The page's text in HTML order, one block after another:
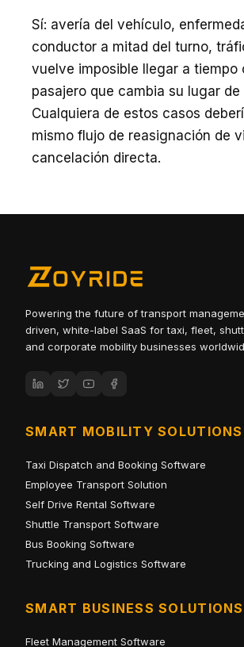
Sí: avería del vehículo,
conductor a mitad del turno,
vuelve imposible llegar a tiempo
pasajero que cambia su lugar de
Cualquiera de estos casos
mismo flujo de reasignación de
cancelación directa.
Powering the future of transport
driven, white-label SaaS for taxi, fleet,
and corporate mobility businesses
SMART MOBILITY SOLUTIONS
Taxi Dispatch and Booking Software
Employee Transport Solution
Self Drive Rental Software
Shuttle Transport Software
Bus Booking Software
Trucking and Logistics Software
SMART BUSINESS SOLUTIONS
Fleet Management Software